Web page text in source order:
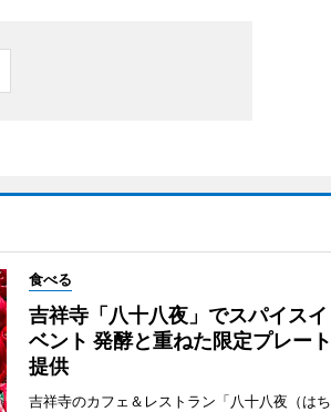
食べる
吉祥寺「八十八夜」でスパイスイ
ベント 発酵と重ねた限定プレート
提供
吉祥寺のカフェ＆レストラン「八十八夜（はち